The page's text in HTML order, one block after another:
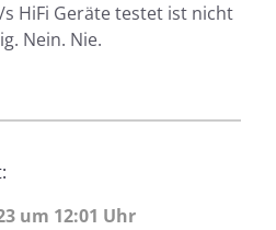
HiFi Geräte testet ist nicht
Nein. Nie.
um 12:01 Uhr